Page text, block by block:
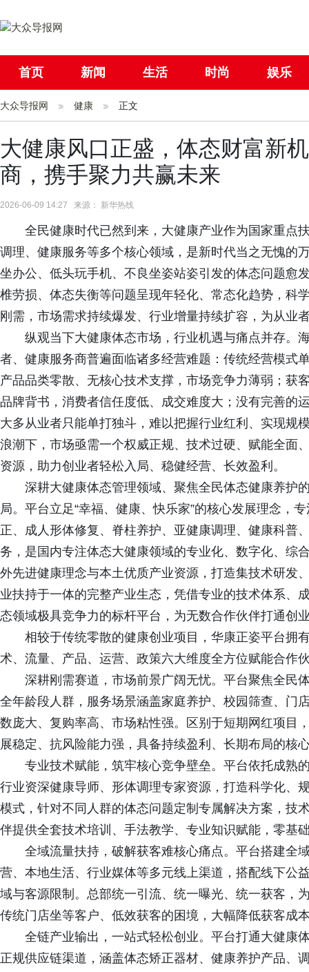
首页 新闻 生活 时尚 娱乐
社会 国际
大众导报网 健康 正文
大健康风口正盛，体态财富新
商，携手聚力共赢未来
2026-06-09 14:27 来源： 新华热线
全民健康时代已然到来，大健康产业作为国家重点
调理、健康服务等多个核心领域，是新时代当之无愧的
坐办公、低头玩手机、不良坐姿站姿引发的体态问题愈
椎劳损、体态失衡等问题呈现年轻化、常态化趋势，科
刚需，市场需求持续爆发、行业增量持续扩容，为从业
纵观当下大健康体态市场，行业机遇与痛点并存。
者、健康服务商普遍面临诸多经营难题：传统经营模式
产品品类零散、无核心技术支撑，市场竞争力薄弱；获
品牌背书，消费者信任度低、成交难度大；没有完善的
大多从业者只能单打独斗，难以把握行业红利、实现规
浪潮下，市场亟需一个权威正规、技术过硬、赋能全面
资源，助力创业者轻松入局、稳健经营、长效盈利。
深耕大健康体态管理领域、聚焦全民体态健康养护
局。平台立足“幸福、健康、快乐家”的核心发展理念，
正、成人形体修复、脊柱养护、亚健康调理、健康科普
务，是国内专注体态大健康领域的专业化、数字化、综
外先进健康理念与本土优质产业资源，打造集技术研发
业扶持于一体的完整产业生态，凭借专业的技术体系、
态领域极具竞争力的标杆平台，为无数合作伙伴打通创
相较于传统零散的健康创业项目，华康正姿平台拥
术、流量、产品、运营、政策六大维度全方位赋能合作
深耕刚需赛道，市场前景广阔无忧。平台聚焦全民
全年龄段人群，服务场景涵盖家庭养护、校园筛查、门
数庞大、复购率高、市场粘性强。区别于短期网红项目
展稳定、抗风险能力强，具备持续盈利、长期布局的核
专业技术赋能，筑牢核心竞争壁垒。平台依托成熟
行业资深健康导师、形体调理专家资源，打造科学化、
模式，针对不同人群的体态问题定制专属解决方案，技
伴提供全套技术培训、手法教学、专业知识赋能，零基
全域流量扶持，破解获客难核心痛点。平台搭建全
营、本地生活、行业媒体等多元线上渠道，搭配线下公
域与客源限制。总部统一引流、统一曝光、统一获客，
传统门店坐等客户、低效获客的困境，大幅降低获客成
全链产业输出，一站式轻松创业。平台打通大健康
正规供应链渠道，涵盖体态矫正器材、健康养护产品、